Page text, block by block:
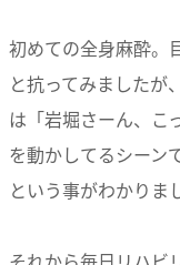
初めての全身麻酔。
と抗ってみましたが
は「岩堀さーん、こ
を動かしてるシーン
という事がわかり